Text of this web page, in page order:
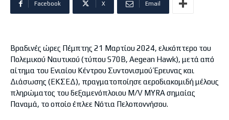
Facebook X Email
Bραδινές ώρες Πέμπτης 21 Μαρτίου 2024, ελικόπτερο του
Πολεμικού Ναυτικού (τύπου S70B, Aegean Hawk), μετά από
αίτημα του Ενιαίου Κέντρου Συντονισμού Έρευνας και
Διάσωσης (ΕΚΣΕΔ), πραγματοποίησε αεροδιακομιδή μέλους
πληρώματος του δεξαμενόπλοιου M/V MYRA σημαίας
Παναμά, το οποίο έπλεε Νότια Πελοποννήσου.